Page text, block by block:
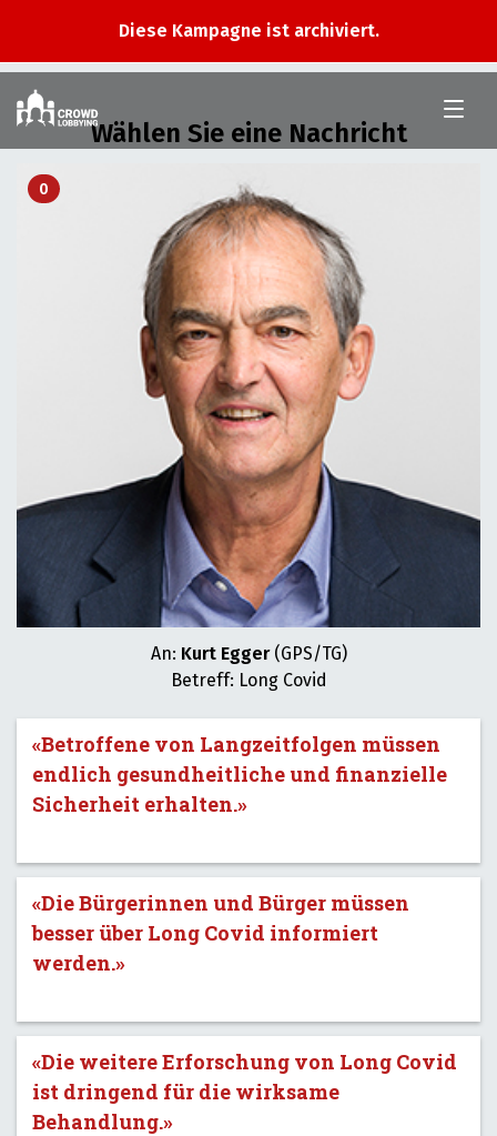
Diese Kampagne ist archiviert.
Wählen Sie eine Nachricht
0
An: Kurt Egger(GPS/TG)
Betreff: Long Covid
«Betroffene von Langzeitfolgen müssen
endlich gesundheitliche und finanzielle
Sicherheit erhalten.»
«Die Bürgerinnen und Bürger müssen
besser über Long Covid informiert
werden.»
«Die weitere Erforschung von Long Covid
ist dringend für die wirksame
Behandlung.»